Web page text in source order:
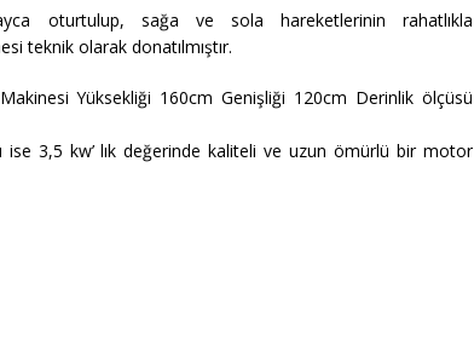
oturtulup, sağa ve sola hareketlerinin rahatlıkla
teknik olarak donatılmıştır.
Yüksekliği 160cm Genişliği 120cm Derinlik ölçüsü
3,5 kw’ lık değerinde kaliteli ve uzun ömürlü bir motor